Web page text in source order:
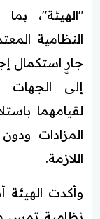
"الهيئة"،
النظامية
جارٍ استكمال
إلى الجهات
لقيامهما
المزادات
اللازمة.
وأكدت الهيئة